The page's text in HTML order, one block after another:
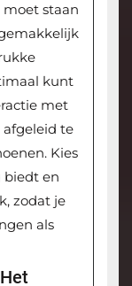
moet staan
kunt
met
afgeleid te
Kies
biedt en
zodat je
als